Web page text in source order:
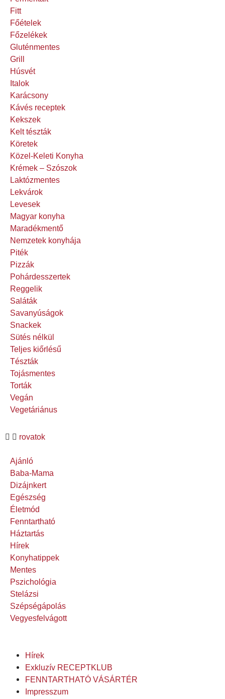
Fitt
Főételek
Főzelékek
Gluténmentes
Grill
Húsvét
Italok
Karácsony
Kávés receptek
Kekszek
Kelt tészták
Köretek
Közel-Keleti Konyha
Krémek – Szószok
Laktózmentes
Lekvárok
Levesek
Magyar konyha
Maradékmentő
Nemzetek konyhája
Piték
Pizzák
Pohárdesszertek
Reggelik
Saláták
Savanyúságok
Snackek
Sütés nélkül
Teljes kiőrlésű
Tészták
Tojásmentes
Torták
Vegán
Vegetáriánus
rovatok
Ajánló
Baba-Mama
Dizájnkert
Egészség
Életmód
Fenntartható
Háztartás
Hírek
Konyhatippek
Mentes
Pszichológia
Stelázsi
Szépségápolás
Vegyesfelvágott
Hírek
Exkluzív RECEPTKLUB
FENNTARTHATÓ VÁSÁRTÉR
Impresszum